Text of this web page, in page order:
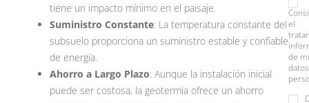
tiene un impacto mínimo en el paisaje.
Suministro Constante: La temperatura constante del
subsuelo proporciona un suministro estable y confiable
de energía.
Ahorro a Largo Plazo: Aunque la instalación inicial
puede ser costosa, la geotermia ofrece un ahorro
el
de
datos